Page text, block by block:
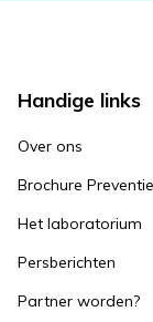
Handige links
Over ons
Brochure
Het laboratorium
Persberichten
Partner worden?